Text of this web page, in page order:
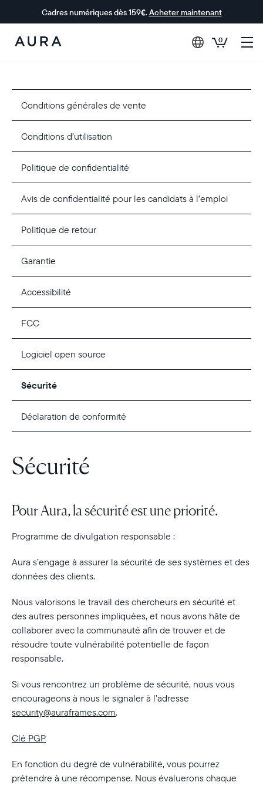
Cadres numériques dès 159€.Acheter maintenant
Aura Frames
0
Actuelle
Choisir la langue:
Continuer
Conditions générales de vente
Conditions d’utilisation
Politique de confidentialité
Avis de confidentialité pour les candidats à l’emploi
Politique de retour
Garantie
Accessibilité
FCC
Logiciel open source
Sécurité
Déclaration de conformité
Sécurité
Pour Aura, la sécurité est une priorité.
Programme de divulgation responsable :
Aura s’engage à assurer la sécurité de ses systèmes et des
données des clients.
Nous valorisons le travail des chercheurs en sécurité et
des autres personnes impliquées, et nous avons hâte de
collaborer avec la communauté afin de trouver et de
résoudre toute vulnérabilité potentielle de façon
responsable.
Si vous rencontrez un problème de sécurité, nous vous
encourageons à nous le signaler à l’adresse
security@auraframes.com.
Clé PGP
En fonction du degré de vulnérabilité, vous pourrez
prétendre à une récompense. Nous évaluerons chaque